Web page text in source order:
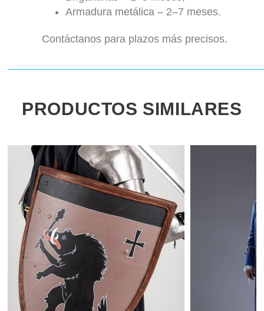
Armadura metálica – 2–7 meses.
Contáctanos para plazos más precisos.
PRODUCTOS SIMILARES